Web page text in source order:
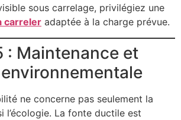
sous carrelage, privilégiez une
carreler adaptée à la charge prévue.
: Maintenance et
ne concerne pas seulement la
l’écologie. La fonte ductile est